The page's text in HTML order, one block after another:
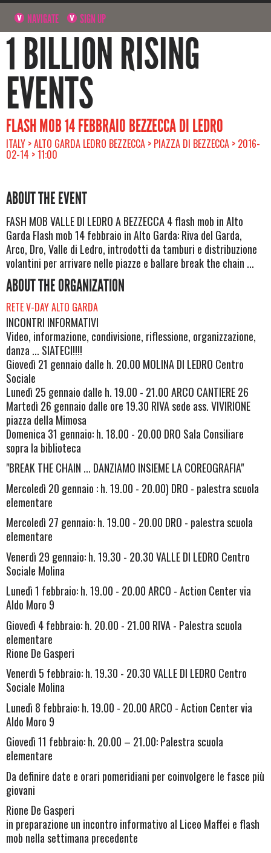
NAVIGATE SIGN UP
1 BILLION RISING
EVENTS
FLASH MOB 14 FEBBRAIO BEZZECCA DI LEDRO
ITALY > ALTO GARDA LEDRO BEZZECCA > PIAZZA DI BEZZECCA > 2016-
02-14 > 11:00
ABOUT THE EVENT
FASH MOB VALLE DI LEDRO A BEZZECCA 4 flash mob in Alto
Garda Flash mob 14 febbraio in Alto Garda: Riva del Garda,
Arco, Dro, Valle di Ledro, introdotti da tamburi e distribuzione
volantini per arrivare nelle piazze e ballare break the chain ...
ABOUT THE ORGANIZATION
RETE V-DAY ALTO GARDA
INCONTRI INFORMATIVI
Video, informazione, condivisione, riflessione, organizzazione,
danza ... SIATECI!!!!
Giovedì 21 gennaio dalle h. 20.00 MOLINA DI LEDRO Centro
Sociale
Lunedì 25 gennaio dalle h. 19.00 - 21.00 ARCO CANTIERE 26
Martedì 26 gennaio dalle ore 19.30 RIVA sede ass. VIVIRIONE
piazza della Mimosa
Domenica 31 gennaio: h. 18.00 - 20.00 DRO Sala Consiliare
sopra la biblioteca
"BREAK THE CHAIN ... DANZIAMO INSIEME LA COREOGRAFIA"
Mercoledì 20 gennaio : h. 19.00 - 20.00) DRO - palestra scuola
elementare
Mercoledì 27 gennaio: h. 19.00 - 20.00 DRO - palestra scuola
elementare
Venerdì 29 gennaio: h. 19.30 - 20.30 VALLE DI LEDRO Centro
Sociale Molina
Lunedì 1 febbraio: h. 19.00 - 20.00 ARCO - Action Center via
Aldo Moro 9
Giovedì 4 febbraio: h. 20.00 - 21.00 RIVA - Palestra scuola
elementare
Rione De Gasperi
Venerdì 5 febbraio: h. 19.30 - 20.30 VALLE DI LEDRO Centro
Sociale Molina
Lunedì 8 febbraio: h. 19.00 - 20.00 ARCO - Action Center via
Aldo Moro 9
Giovedì 11 febbraio: h. 20.00 – 21.00: Palestra scuola
elementare
Da definire date e orari pomeridiani per coinvolgere le fasce più
giovani
Rione De Gasperi
in preparazione un incontro informativo al Liceo Maffei e flash
mob nella settimana precedente